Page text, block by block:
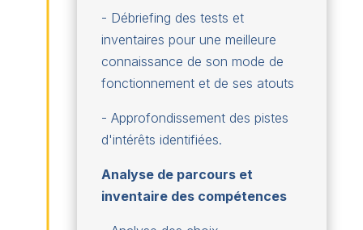
- Débriefing des tests et
inventaires pour une meilleure
connaissance de son mode de
fonctionnement et de ses atouts
- Approfondissement des pistes
d'intérêts identifiées.
Analyse de parcours et
inventaire des compétences